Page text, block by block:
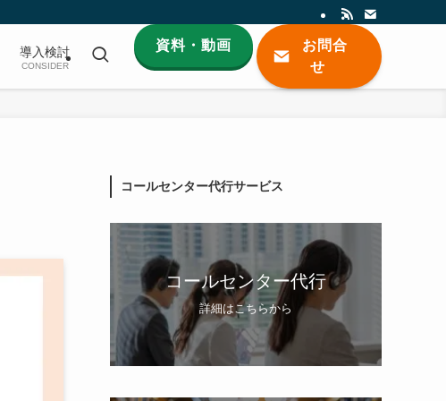
導入検討
CONSIDER
資料・動画
お問合
せ
コールセンター代行サービス
コールセンター代行
詳細はこちらから